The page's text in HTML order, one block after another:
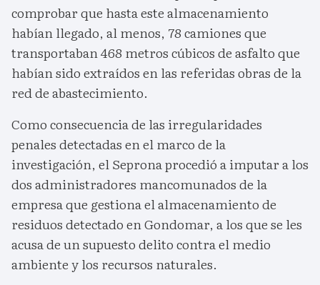
comprobar que hasta este almacenamiento
habían llegado, al menos, 78 camiones que
transportaban 468 metros cúbicos de asfalto que
habían sido extraídos en las referidas obras de la
red de abastecimiento.
Como consecuencia de las irregularidades
penales detectadas en el marco de la
investigación, el Seprona procedió a imputar a los
dos administradores mancomunados de la
empresa que gestiona el almacenamiento de
residuos detectado en Gondomar, a los que se les
acusa de un supuesto delito contra el medio
ambiente y los recursos naturales.